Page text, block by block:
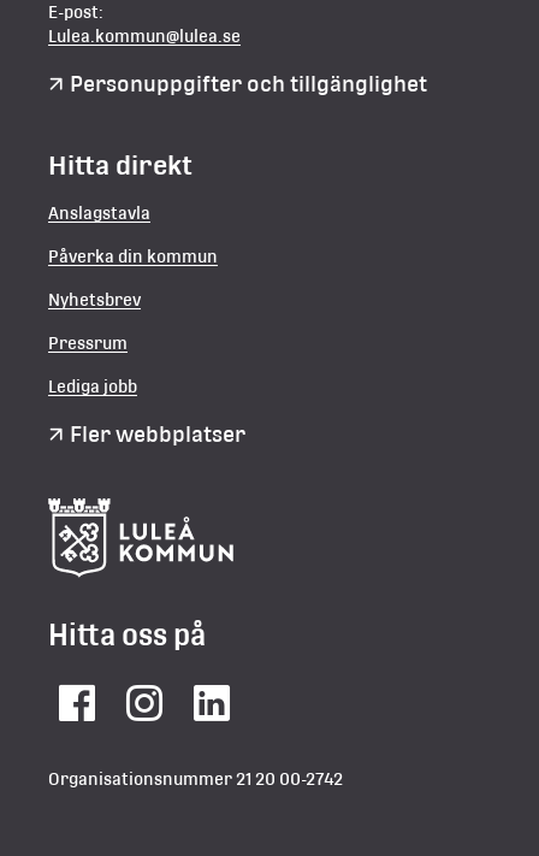
E-post:
Lulea.kommun@lulea.se
Personuppgifter och tillgänglighet
Hitta direkt
Anslagstavla
Påverka din kommun
Nyhetsbrev
Pressrum
Lediga jobb
Fler webbplatser
Hitta oss på
FacebookInstagramLinkedIn
Organisationsnummer 21 20 00-2742